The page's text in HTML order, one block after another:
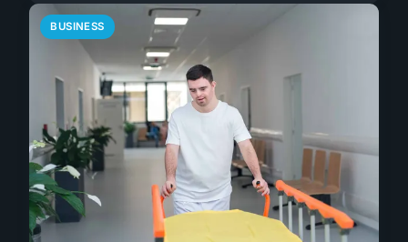
BUSINESS